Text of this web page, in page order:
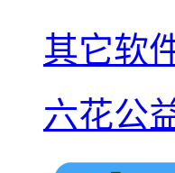
其它软
六花公